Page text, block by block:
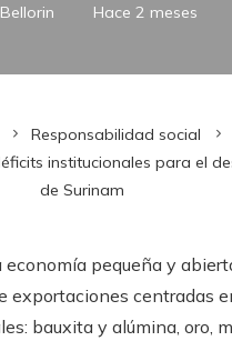
Hace 2 meses
Responsabilidad social
institucionales para el
de Surinam
economía pequeña y
exportaciones centradas
bauxita y alúmina, oro,